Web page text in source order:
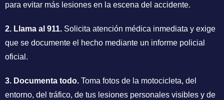
para evitar más lesiones en la escena del accidente.
2. Llama al 911. Solicita atención médica inmediata y exige
que se documente el hecho mediante un informe policial
oficial.
3. Documenta todo. Toma fotos de la motocicleta, del
entorno, del tráfico, de tus lesiones personales visibles y de